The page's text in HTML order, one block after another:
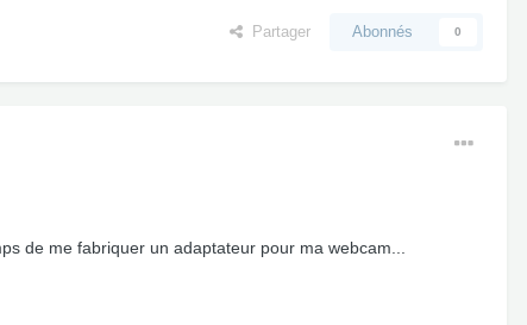
Partager Abonnés 0
de me fabriquer un adaptateur pour ma webcam...